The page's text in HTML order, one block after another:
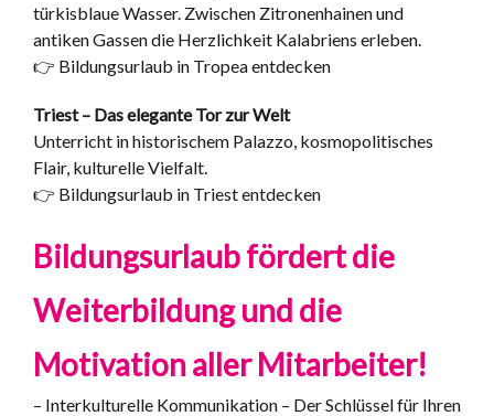
türkisblaue Wasser. Zwischen Zitronenhainen und
antiken Gassen die Herzlichkeit Kalabriens erleben.
👉 Bildungsurlaub in Tropea entdecken
Triest – Das elegante Tor zur Welt
Unterricht in historischem Palazzo, kosmopolitisches
Flair, kulturelle Vielfalt.
👉 Bildungsurlaub in Triest entdecken
Bildungsurlaub fördert die
Weiterbildung und die
Motivation aller Mitarbeiter!
– Interkulturelle Kommunikation – Der Schlüssel für Ihren